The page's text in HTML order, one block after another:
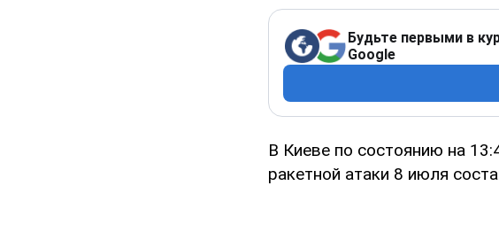
Будьте первыми в
Google
В Киеве по состоянию на
ракетной атаки 8 июля